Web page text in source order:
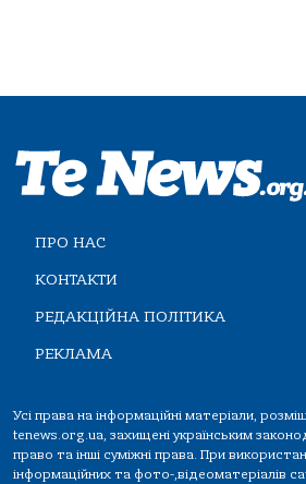
ПРО НАС
КОНТАКТИ
РЕДАКЦІЙНА ПОЛІТИКА
РЕКЛАМА
Усі права на інформаційні матеріали,
tenews.org.ua, захищені українським
право та інші суміжні права. При
інформаційних та фото-,відеоматеріалів